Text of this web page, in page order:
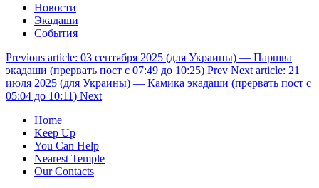
Новости
Экадаши
События
Previous article: 03 сентября 2025 (для Украины) — Паршва
экадаши (прервать пост с 07:49 до 10:25) Prev Next article: 21
июля 2025 (для Украины) — Камика экадаши (прервать пост с
05:04 до 10:11) Next
Home
Keep Up
You Can Help
Nearest Temple
Our Contacts